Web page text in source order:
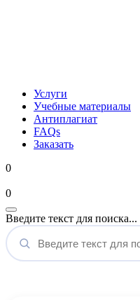
Услуги
Учебные материалы
Антиплагиат
FAQs
Заказать
0
0
Введите текст для поиска...